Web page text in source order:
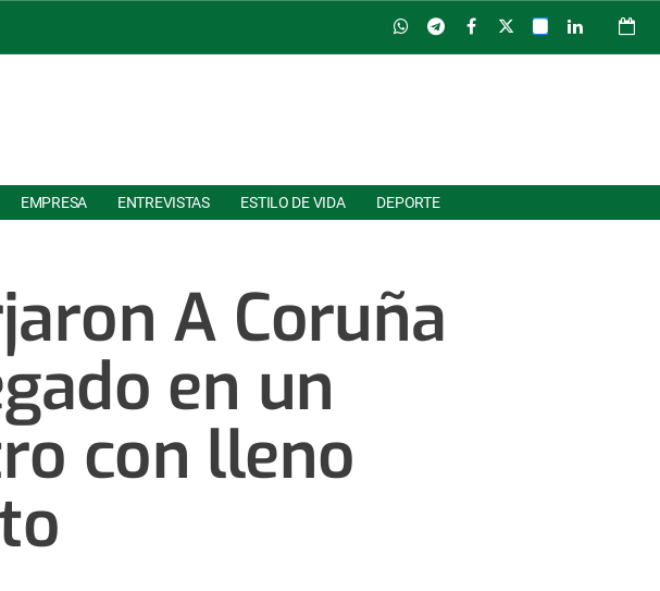
EMPRESA ENTREVISTAS ESTILO DE VIDA DEPORTE
A Coruña
en un
con lleno